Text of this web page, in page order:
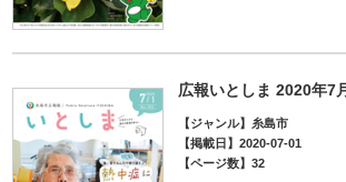
広報いとしま 2020年7
【ジャンル】糸島市
【掲載日】2020-07-01
【ページ数】32